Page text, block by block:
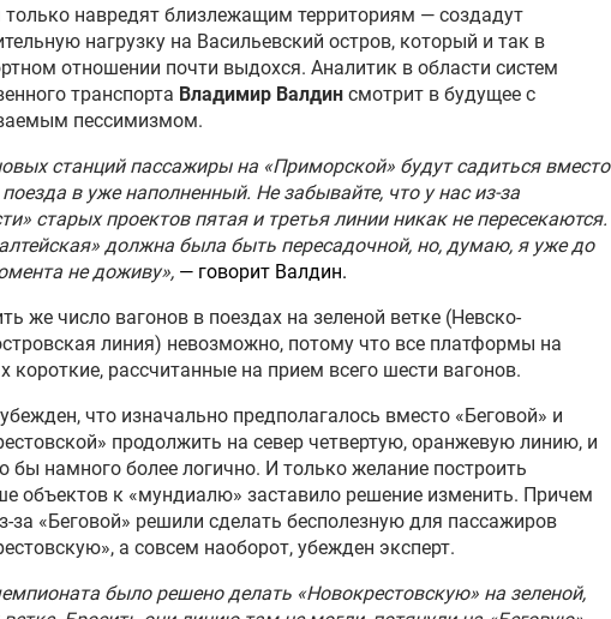
2 тыс. иностранцев до сих
покинули Россию после
РФ обязали вернуть
11 млн рублей
сборной Франции
золотую медаль
опровергли взятки,
с проведением в
ЧМ-2018
временных трибун
Арены» проведут
году
только навредят близлежащим территориям — создадут
нагрузку на Васильевский остров, который и так в
отношении почти выдохся. Аналитик в области систем
транспорта Владимир Валдин смотрит в будущее с
пессимизмом.
станций пассажиры на «Приморской» будут садиться вместо
поезда в уже наполненный. Не забывайте, что у нас из-за
старых проектов пятая и третья линии никак не пересекаются.
должна была быть пересадочной, но, думаю, я уже до
не доживу», — говорит Валдин.
же число вагонов в поездах на зеленой ветке (Невско-
линия) невозможно, потому что все платформы на
короткие, рассчитанные на прием всего шести вагонов.
что изначально предполагалось вместо «Беговой» и
продолжить на север четвертую, оранжевую линию, и
бы намного более логично. И только желание построить
объектов к «мундиалю» заставило решение изменить. Причем
за «Беговой» решили сделать бесполезную для пассажиров
а совсем наоборот, убежден эксперт.
было решено делать «Новокрестовскую» на зеленой,